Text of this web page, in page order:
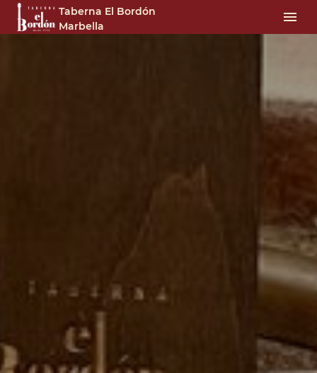
Taberna El Bordón
Marbella